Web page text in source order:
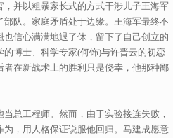
并以粗暴家长式的方式干涉儿子王海军
队。家庭矛盾处于边缘。王海军最终不
信心满满地退了休，留下了自己创立的
博士、科学专家(何饰)与许晋云的初恋
在新战术上的胜利只是侥幸，他那种鄙
工程师。然而，由于实验接连失败，
，用人格保证说服他回归。马建成愿意